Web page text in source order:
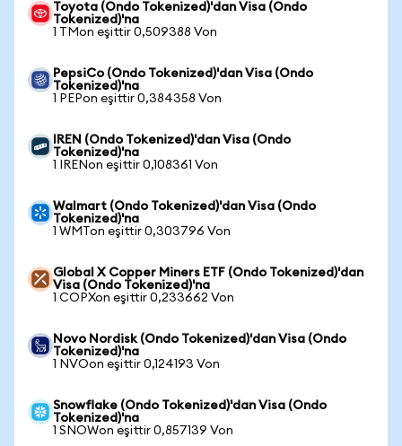
Toyota (Ondo Tokenized)'dan Visa (Ondo
Tokenized)'na
1 TMon eşittir 0,509388 Von
PepsiCo (Ondo Tokenized)'dan Visa (Ondo
Tokenized)'na
1 PEPon eşittir 0,384358 Von
IREN (Ondo Tokenized)'dan Visa (Ondo
Tokenized)'na
1 IRENon eşittir 0,108361 Von
Walmart (Ondo Tokenized)'dan Visa (Ondo
Tokenized)'na
1 WMTon eşittir 0,303796 Von
Global X Copper Miners ETF (Ondo Tokenized)'dan
Visa (Ondo Tokenized)'na
1 COPXon eşittir 0,233662 Von
Novo Nordisk (Ondo Tokenized)'dan Visa (Ondo
Tokenized)'na
1 NVOon eşittir 0,124193 Von
Snowflake (Ondo Tokenized)'dan Visa (Ondo
Tokenized)'na
1 SNOWon eşittir 0,857139 Von